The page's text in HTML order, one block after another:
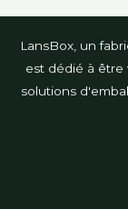
LansBox, un
est dédié à être
solutions